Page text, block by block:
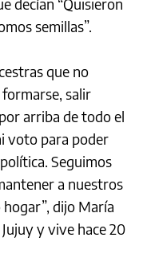
decían “Quisieron
semillas”.
que no
salir
arriba de todo el
voto para poder
Seguimos
a nuestros
dijo María
y vive hace 20